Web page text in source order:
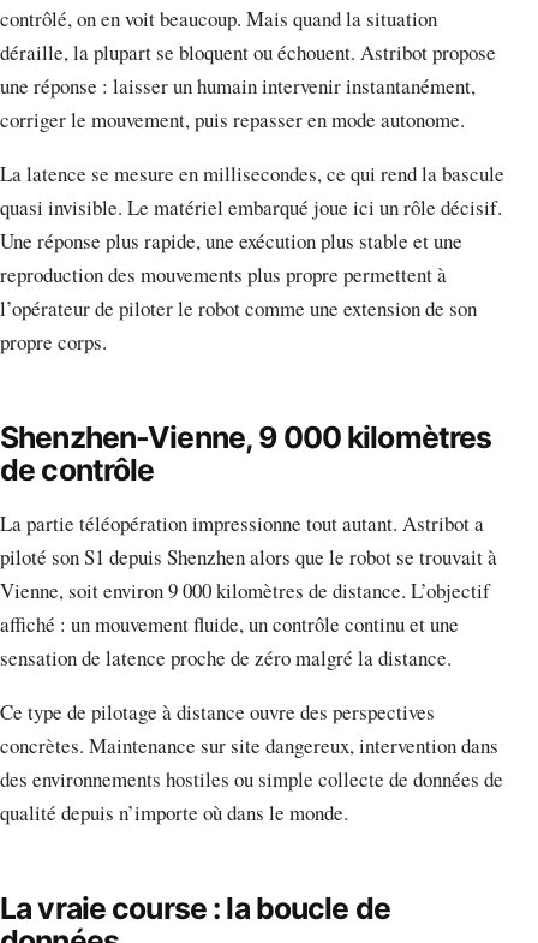
contrôlé, on en voit beaucoup. Mais quand la situation
déraille, la plupart se bloquent ou échouent. Astribot propose
une réponse : laisser un humain intervenir instantanément,
corriger le mouvement, puis repasser en mode autonome.
La latence se mesure en millisecondes, ce qui rend la bascule
quasi invisible. Le matériel embarqué joue ici un rôle décisif.
Une réponse plus rapide, une exécution plus stable et une
reproduction des mouvements plus propre permettent à
l’opérateur de piloter le robot comme une extension de son
propre corps.
Shenzhen-Vienne, 9 000 kilomètres
de contrôle
La partie téléopération impressionne tout autant. Astribot a
piloté son S1 depuis Shenzhen alors que le robot se trouvait à
Vienne, soit environ 9 000 kilomètres de distance. L’objectif
affiché : un mouvement fluide, un contrôle continu et une
sensation de latence proche de zéro malgré la distance.
Ce type de pilotage à distance ouvre des perspectives
concrètes. Maintenance sur site dangereux, intervention dans
des environnements hostiles ou simple collecte de données de
qualité depuis n’importe où dans le monde.
La vraie course : la boucle de